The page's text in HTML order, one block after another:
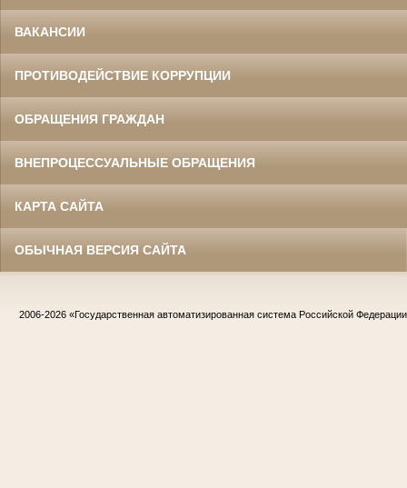
ВАКАНСИИ
ПРОТИВОДЕЙСТВИЕ КОРРУПЦИИ
ОБРАЩЕНИЯ ГРАЖДАН
ВНЕПРОЦЕССУАЛЬНЫЕ ОБРАЩЕНИЯ
КАРТА САЙТА
ОБЫЧНАЯ ВЕРСИЯ САЙТА
2006-2026 «Государственная автоматизированная система Российской